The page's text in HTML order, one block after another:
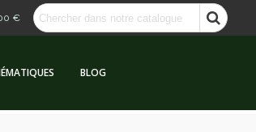
€
BLOG